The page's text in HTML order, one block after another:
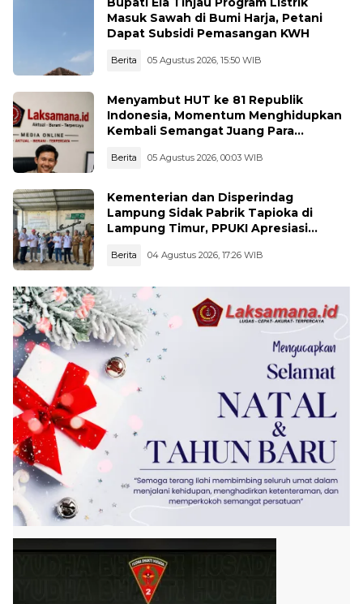
Masuk Sawah di Bumi Harja, Petani
Dapat Subsidi Pemasangan KWH
Berita 05 Agustus 2026, 15:50 WIB
Menyambut HUT ke 81 Republik
Indonesia, Momentum Menghidupkan
Kembali Semangat Juang Para
Berita 05 Agustus 2026, 00:03 WIB
Kementerian dan Disperindag
Lampung Sidak Pabrik Tapioka di
Lampung Timur, PPUKI Apresiasi
Berita 04 Agustus 2026, 17:26 WIB